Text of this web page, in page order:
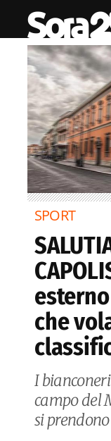
SPORT
che
I
campo del
si